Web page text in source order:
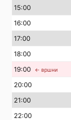
15:00
16:00
17:00
18:00
19:00 ← вршни
20:00
21:00
22:00